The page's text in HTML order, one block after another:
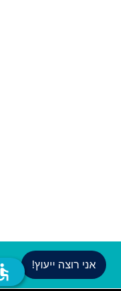
אני רוצה ייעוץ!